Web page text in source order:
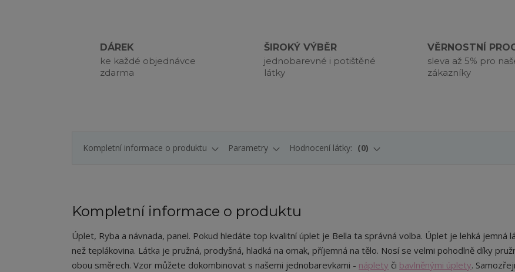
DÁREK
ke každé objednávce
zdarma
ŠIROKÝ VÝBĚR
jednobarevné i potištěné
látky
VĚRNOSTNÍ
sleva až 5% pro
zákazníky
Kompletní informace o produktu Parametry Hodnocení látky: 0
Kompletní informace o produktu
Úplet, Ryba a návnada, panel. Pokud hledáte top kvalitní úplet je Bella ta správná volba. Úplet je lehká jemná
než teplákovina. Látka je pružná, prodyšná, hladká na omak, příjemná na tělo. Nosí se velmi pohodlně díky
obou směrech. Vzor můžete dokombinovat s našemi jednobarevkami - náplety či bavlněnými úplety.